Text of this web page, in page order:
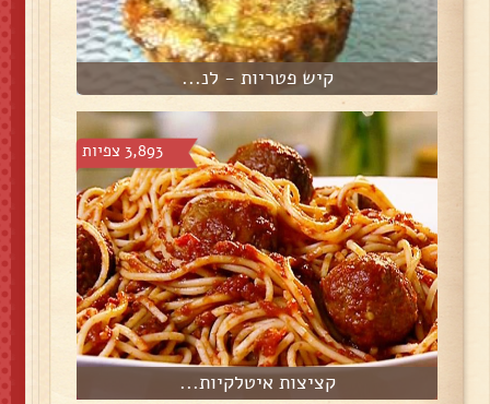
קיש פטריות - לנ...
3,893 צפיות
קציצות איטלקיות...